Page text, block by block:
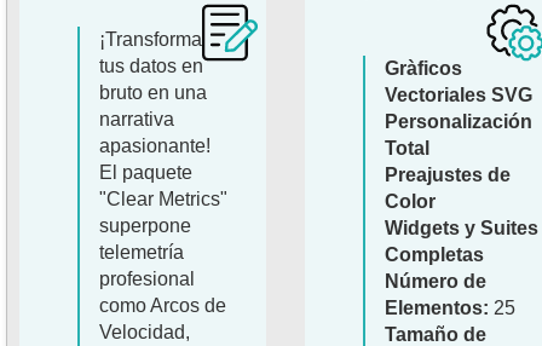
¡Transforma
tus datos en
bruto en una
narrativa
apasionante!
El paquete
"Clear Metrics"
superpone
telemetría
profesional
como Arcos de
Velocidad,
Gràficos
Vectoriales SVG
Personalización
Total
Preajustes de
Color
Widgets y Suites
Completas
Número de
Elementos: 25
Tamaño de